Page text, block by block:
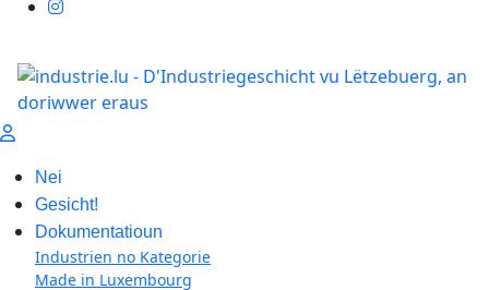
Nei
Gesicht!
Dokumentatioun
Industrien no Kategorie
Made in Luxembourg